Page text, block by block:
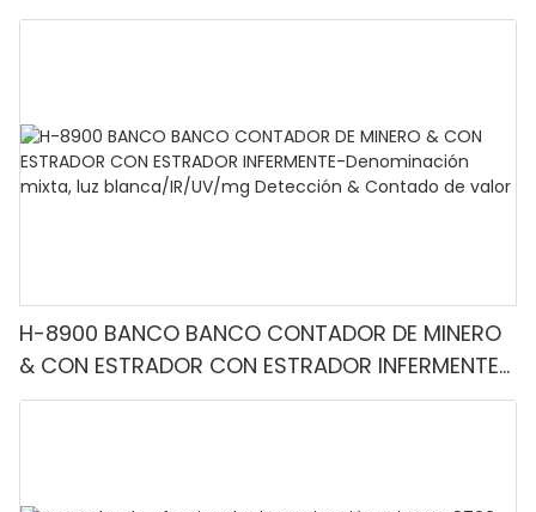
H-8900 BANCO BANCO CONTADOR DE MINERO
& CON ESTRADOR CON ESTRADOR INFERMENTE-
Denominación mixta, luz blanca/IR/UV/mg